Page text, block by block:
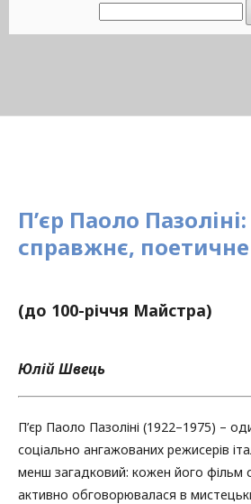
П’єр Паоло
справжнє, поетичне
(до 100-річчя Майстра)
Юлій Швець
П’єр Паоло Пазоліні (1922–1975) –
соціально ангажованих режисерів
менш загадковий: кожен його фільм
активно обговорювалася в